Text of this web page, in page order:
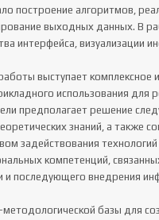
построение алгоритмов,
выходных данных. В
интерфейса,
выступает
использования для
предполагает решение
знаний, а также
задействования
компетенций,
и последующего внедрения
базы для